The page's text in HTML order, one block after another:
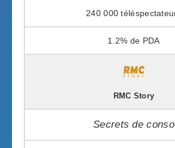
240 000
1.2%
RMC Story
Secrets de conso